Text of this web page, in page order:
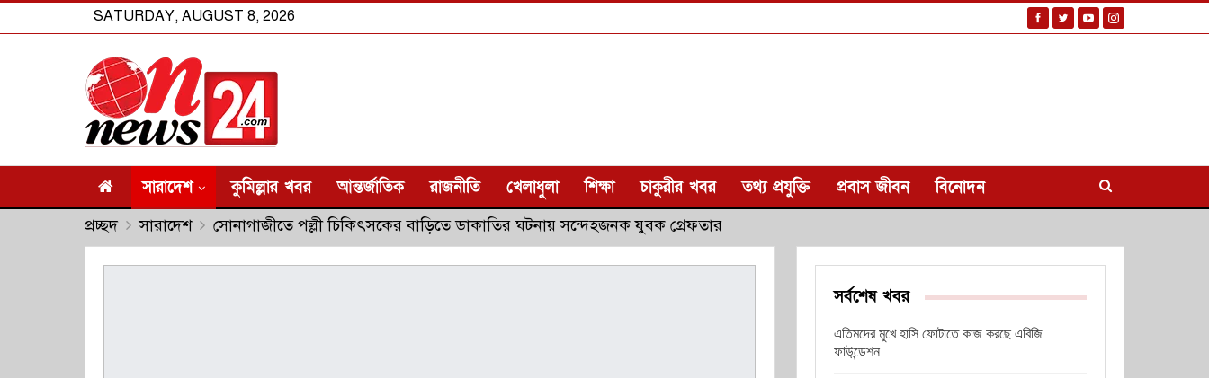
SATURDAY, AUGUST 8, 2026
সারাদেশ কুমিল্লার খবর আন্তর্জাতিক রাজনীতি খেলাধুলা শিক্ষা চাকুরীর খবর তথ্য প্রযুক্তি প্রবাস জীবন বিনোদন
প্রচ্ছদ সারাদেশ সোনাগাজীতে পল্লী চিকিৎসকের বাড়িতে ডাকাতির ঘটনায় সন্দেহজনক যুবক গ্রেফতার
সর্বশেষ খবর
এতিমদের মুখে হাসি ফোটাতে কাজ করছে এবিজি
ফাউন্ডেশন